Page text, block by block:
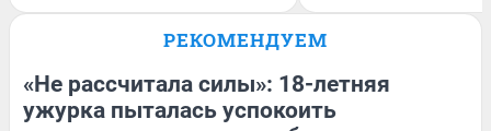
РЕКОМЕНДУЕМ
«Не рассчитала силы»: 18-летняя
ужурка пыталась успокоить